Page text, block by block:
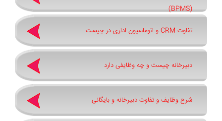
(BPMS)
تفاوت CRM و اتوماسیون اداری در چیست
دبیرخانه چیست و چه وظایفی دارد
شرح وظایف و تفاوت دبیرخانه و بایگانی